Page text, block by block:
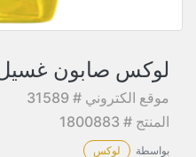
لوكس صابون غسيل
موقع الكتروني # 31589
المنتج # 1800883
بواسطة لوكس